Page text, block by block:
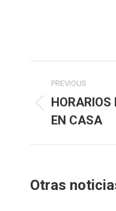
PREVIOUS
Previous
post:
EN CASA
Otras